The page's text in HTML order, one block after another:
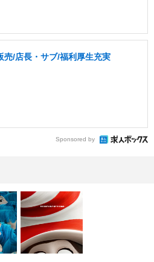
売/店長・サブ/福利厚生充実
Sponsored by